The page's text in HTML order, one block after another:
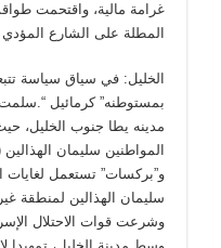
غرامة مالية، واقتحمت
المطلة على الشارع
الخليل: في سياق سياسة
بمستوطنه” كرمائيل “.سلمت
مدينه يطا جنوب الخليل،
و”بركسات” تستعمل
سليمان الهذالين لمنطقة
وشرعت قوات الاحتلال